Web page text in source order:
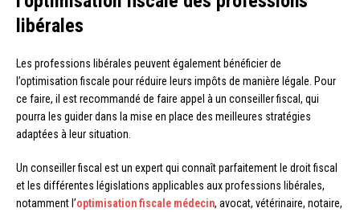
libérales
Les professions libérales peuvent également bénéficier de
l’optimisation fiscale pour réduire leurs impôts de manière légale. Pour
ce faire, il est recommandé de faire appel à un conseiller fiscal, qui
pourra les guider dans la mise en place des meilleures stratégies
adaptées à leur situation.
Un conseiller fiscal est un expert qui connaît parfaitement le droit fiscal
et les différentes législations applicables aux professions libérales,
notamment l’optimisation fiscale médecin, avocat, vétérinaire, notaire,